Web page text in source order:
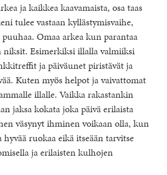
ja kaikkea kaavamaista, osa taas
tulee vastaan kyllästymisvaihe,
Omaa arkea kun parantaa
Esimerkiksi illalla valmiiksi
ja päiväunet piristävät ja
Kuten myös helpot ja vaivattomat
illalle. Vaikka rakastankin
jaksa kokata joka päivä erilaista
väsynyt ihminen voikaan olla, kun
hyvää ruokaa eikä itseään tarvitse
ja erilaisten kulhojen